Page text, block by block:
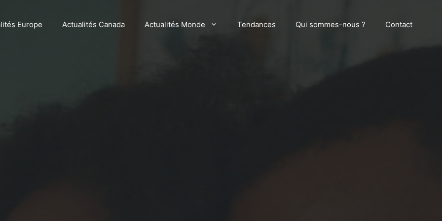
Europe Actualités Canada Actualités Monde Tendances Qui sommes-nous ? Contact